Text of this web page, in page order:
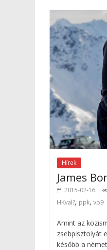
Hírek
James
2015-02-16
HKval?, ppk, vp9
Amint az
zsebpisztolyát
később a